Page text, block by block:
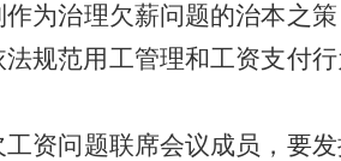
为治理欠薪问题的治本之策
规范用工管理和工资支付
资问题联席会议成员，要